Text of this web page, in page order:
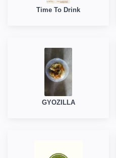
Time To Drink
GYOZILLA